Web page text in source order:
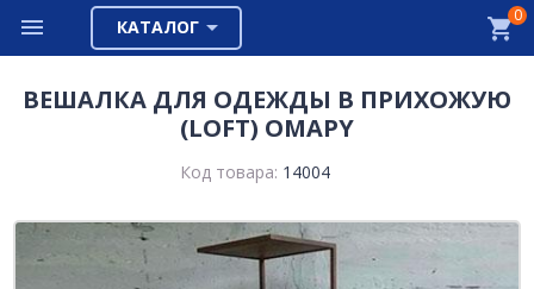
КАТАЛОГ
0
ВЕШАЛКА ДЛЯ ОДЕЖДЫ В ПРИХОЖУЮ
(LOFT) OMAPY
Код товара: 14004